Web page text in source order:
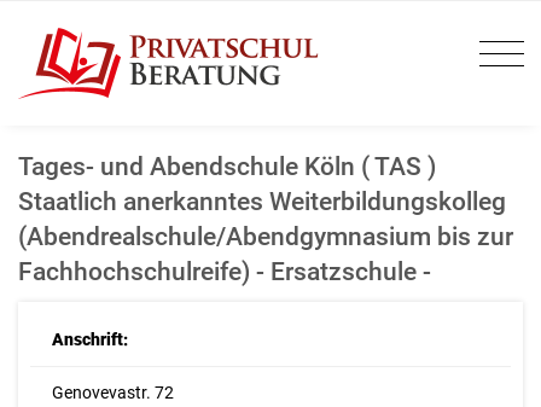
Tages- und Abendschule Köln ( TAS )
Staatlich anerkanntes Weiterbildungskolleg
(Abendrealschule/Abendgymnasium bis zur
Fachhochschulreife) - Ersatzschule -
Anschrift:
Genovevastr. 72